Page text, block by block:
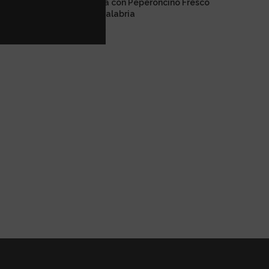
di tonno all’olio d’ oliva con Peperoncino Fresco
Piccante di Calabria